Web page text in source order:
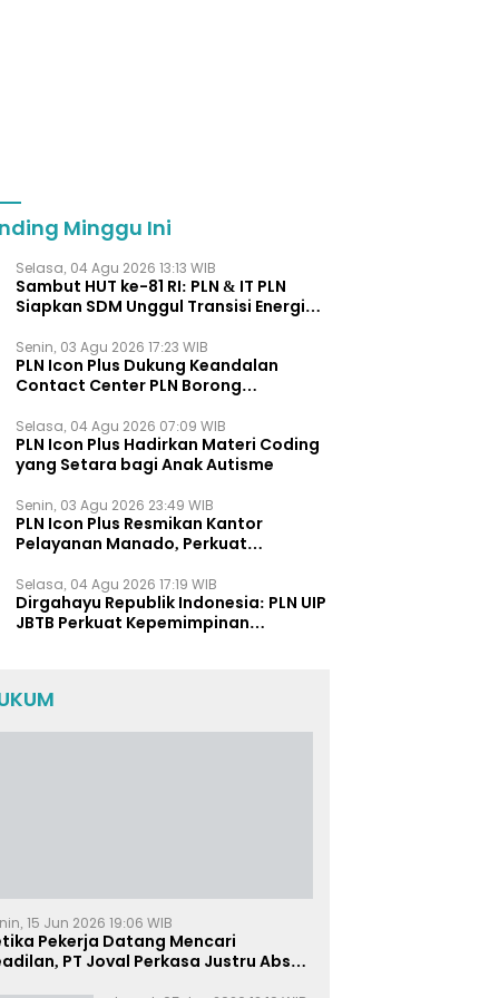
Minggu Ini
Selasa, 04 Agu 2026 13:13 WIB
Sambut HUT ke-81 RI: PLN & IT PLN
Siapkan SDM Unggul Transisi Energi
bagi Siswa SMA
Senin, 03 Agu 2026 17:23 WIB
PLN Icon Plus Dukung Keandalan
Contact Center PLN Borong
Selasa, 04 Agu 2026 07:09 WIB
PLN Icon Plus Hadirkan Materi Coding
yang Setara bagi Anak Autisme
Senin, 03 Agu 2026 23:49 WIB
PLN Icon Plus Resmikan Kantor
Pelayanan Manado, Perkuat
Selasa, 04 Agu 2026 17:19 WIB
Dirgahayu Republik Indonesia: PLN UIP
JBTB Perkuat Kepemimpinan
15 Jun 2026 19:06 WIB
Pekerja Datang Mencari
PT Joval Perkasa Justru Absen